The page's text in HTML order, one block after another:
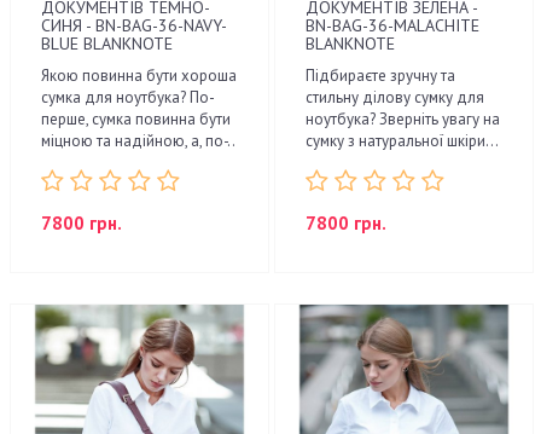
ДОКУМЕНТІВ ТЕМНО-
СИНЯ - BN-BAG-36-NAVY-
BLUE BLANKNOTE
Якою повинна бути хороша
сумка для ноутбука? По-
перше, сумка повинна бути
міцною та надійною, а, по-..
7800 грн.
ДОКУМЕНТІВ ЗЕЛЕНА -
BN-BAG-36-MALACHITE
BLANKNOTE
Підбираєте зручну та
стильну ділову сумку для
ноутбука? Зверніть увагу на
сумку з натуральної шкіри...
7800 грн.